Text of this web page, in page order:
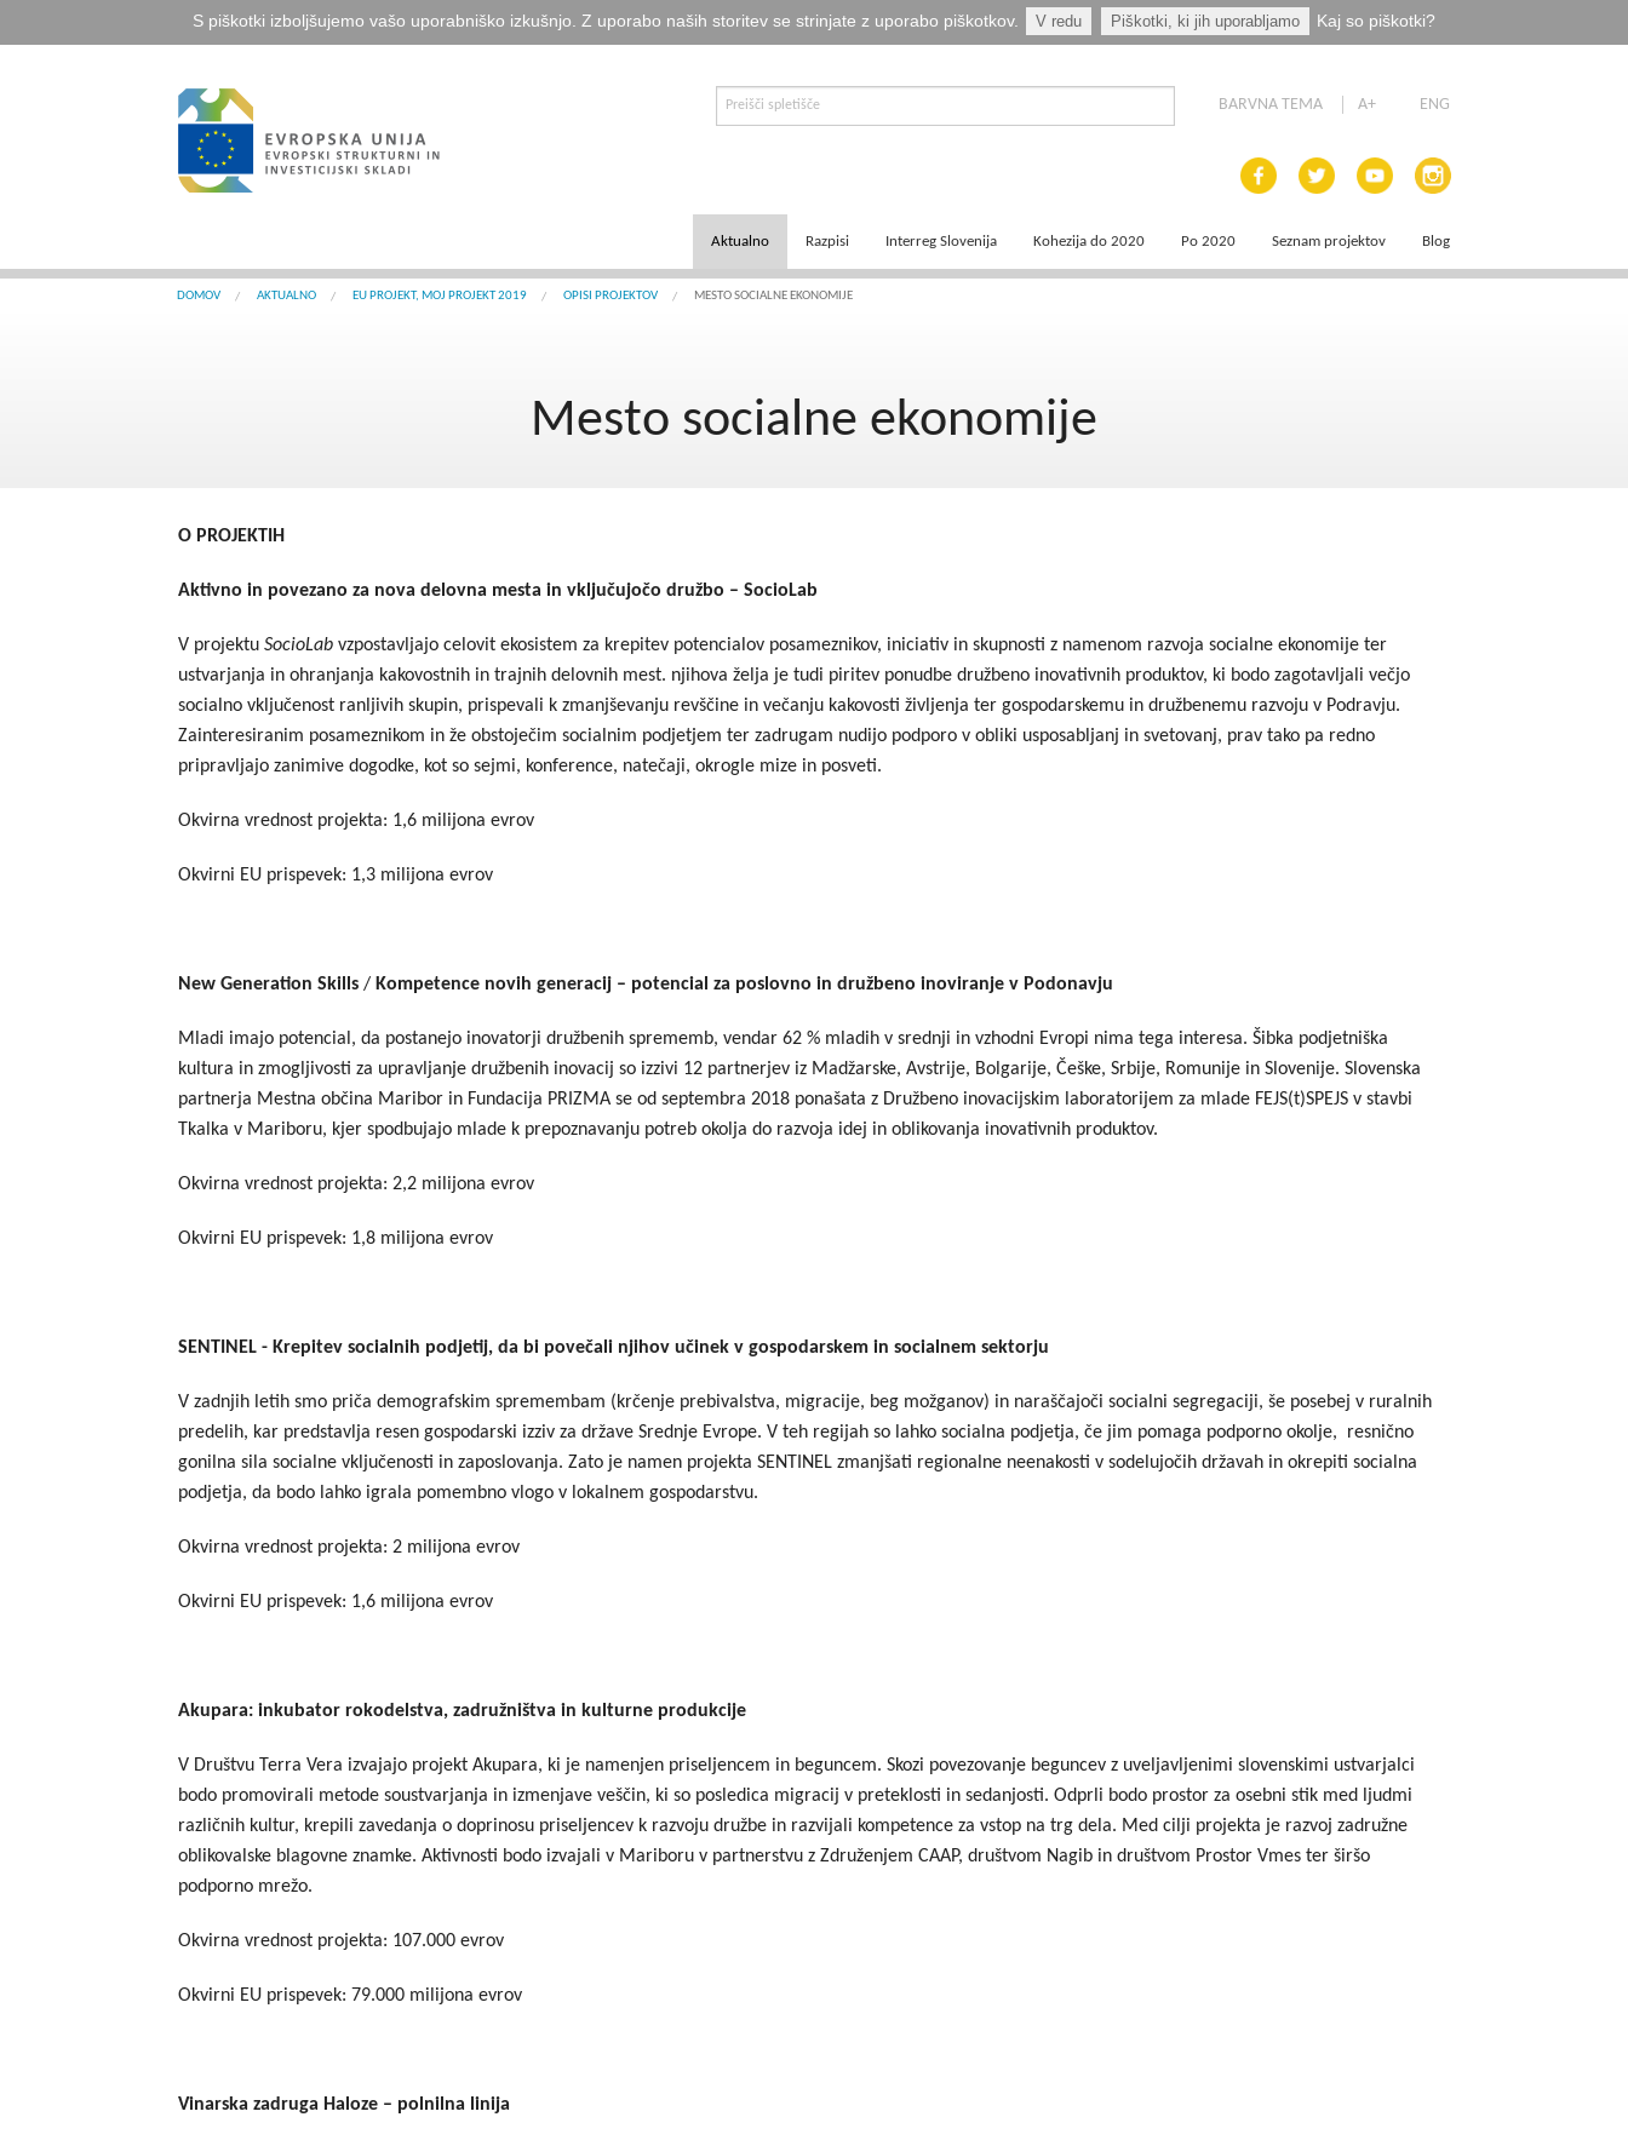
S piškotki izboljšujemo vašo uporabniško izkušnjo. Z uporabo naših storitev se strinjate z uporabo piškotkov. V redu Piškotki, ki jih uporabljamo Kaj so piškotki?
BARVNA TEMA A+ ENG
Aktualno
E-informator Vizija kohezija
Logotipi
Fotogalerija in videi
COVID19
Razpisi
Aktualni razpisi
Interreg Slovenija
Medregionalno sodelovanje
Kohezija do 2020
Zakonodaja
Po 2020 Seznam projektov Blog
DOMOV AKTUALNO EU PROJEKT, MOJ PROJEKT 2019 OPISI PROJEKTOV MESTO SOCIALNE EKONOMIJE
Mesto socialne ekonomije
O PROJEKTIH
Aktivno in povezano za nova delovna mesta in vključujočo družbo – SocioLab
V projektu SocioLab vzpostavljajo celovit ekosistem za krepitev potencialov posameznikov, iniciativ in skupnosti z namenom razvoja socialne ekonomije ter
ustvarjanja in ohranjanja kakovostnih in trajnih delovnih mest. njihova želja je tudi piritev ponudbe družbeno inovativnih produktov, ki bodo zagotavljali večjo
socialno vključenost ranljivih skupin, prispevali k zmanjševanju revščine in večanju kakovosti življenja ter gospodarskemu in družbenemu razvoju v Podravju.
Zainteresiranim posameznikom in že obstoječim socialnim podjetjem ter zadrugam nudijo podporo v obliki usposabljanj in svetovanj, prav tako pa redno
pripravljajo zanimive dogodke, kot so sejmi, konference, natečaji, okrogle mize in posveti.
Okvirna vrednost projekta: 1,6 milijona evrov
Okvirni EU prispevek: 1,3 milijona evrov
New Generation Skills / Kompetence novih generacij – potencial za poslovno in družbeno inoviranje v Podonavju
Mladi imajo potencial, da postanejo inovatorji družbenih sprememb, vendar 62 % mladih v srednji in vzhodni Evropi nima tega interesa. Šibka podjetniška
kultura in zmogljivosti za upravljanje družbenih inovacij so izzivi 12 partnerjev iz Madžarske, Avstrije, Bolgarije, Češke, Srbije, Romunije in Slovenije. Slovenska
partnerja Mestna občina Maribor in Fundacija PRIZMA se od septembra 2018 ponašata z Družbeno inovacijskim laboratorijem za mlade FEJS(t)SPEJS v stavbi
Tkalka v Mariboru, kjer spodbujajo mlade k prepoznavanju potreb okolja do razvoja idej in oblikovanja inovativnih produktov.
Okvirna vrednost projekta: 2,2 milijona evrov
Okvirni EU prispevek: 1,8 milijona evrov
SENTINEL - Krepitev socialnih podjetij, da bi povečali njihov učinek v gospodarskem in socialnem sektorju
V zadnjih letih smo priča demografskim spremembam (krčenje prebivalstva, migracije, beg možganov) in naraščajoči socialni segregaciji, še posebej v ruralnih
predelih, kar predstavlja resen gospodarski izziv za države Srednje Evrope. V teh regijah so lahko socialna podjetja, če jim pomaga podporno okolje, resnično
gonilna sila socialne vključenosti in zaposlovanja. Zato je namen projekta SENTINEL zmanjšati regionalne neenakosti v sodelujočih državah in okrepiti socialna
podjetja, da bodo lahko igrala pomembno vlogo v lokalnem gospodarstvu.
Okvirna vrednost projekta: 2 milijona evrov
Okvirni EU prispevek: 1,6 milijona evrov
Akupara: inkubator rokodelstva, zadružništva in kulturne produkcije
V Društvu Terra Vera izvajajo projekt Akupara, ki je namenjen priseljencem in beguncem. Skozi povezovanje beguncev z uveljavljenimi slovenskimi ustvarjalci
bodo promovirali metode soustvarjanja in izmenjave veščin, ki so posledica migracij v preteklosti in sedanjosti. Odprli bodo prostor za osebni stik med ljudmi
različnih kultur, krepili zavedanja o doprinosu priseljencev k razvoju družbe in razvijali kompetence za vstop na trg dela. Med cilji projekta je razvoj zadružne
oblikovalske blagovne znamke. Aktivnosti bodo izvajali v Mariboru v partnerstvu z Združenjem CAAP, društvom Nagib in društvom Prostor Vmes ter širšo
podporno mrežo.
Okvirna vrednost projekta: 107.000 evrov
Okvirni EU prispevek: 79.000 milijona evrov
Vinarska zadruga Haloze – polnilna linija